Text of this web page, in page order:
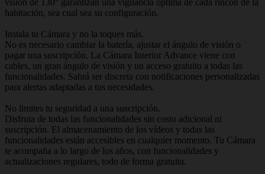
habitación, sea cual sea su configuración.
Instala tu Cámara y no la toques más.
No es necesario cambiar la batería, ajustar el ángulo de visión o
pagar una suscripción. La Cámara Interior Advance viene con
cables, un gran ángulo de visión y un acceso gratuito a todas las
funcionalidades. Sabrá ser discreta con notificaciones personalizadas
para alertas adaptadas a tus necesidades.
No limites tu seguridad a una suscripción.
Disfruta de todas las funcionalidades sin costo adicional ni
suscripción. El almacenamiento de los vídeos y todas las
funcionalidades están accesibles en cualquier momento. Tu Cámara
te acompaña a lo largo de los años, con funcionalidades y
actualizaciones regulares, todo de forma gratuita.